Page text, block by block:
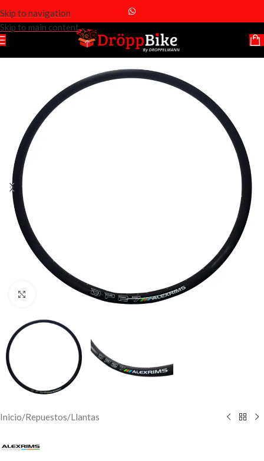
Skip to navigation
Skip to main content
Click to enlarge
Inicio/Repuestos/Llantas